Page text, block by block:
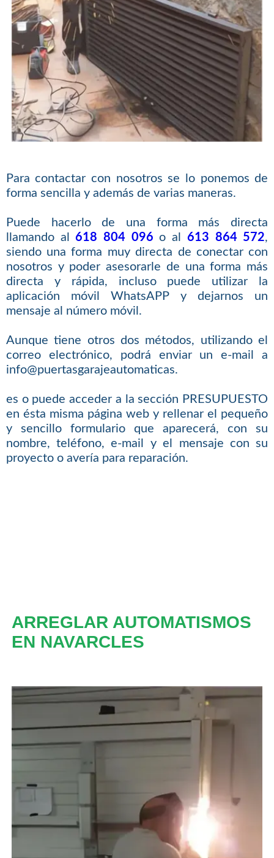
Para contactar con nosotros se lo ponemos de
forma sencilla y además de varias maneras.
Puede hacerlo de una forma más directa
llamando al618 804 096 o al 613 864 572,
siendo una forma muy directa de conectar con
nosotros y poder asesorarle de una forma más
directa y rápida, incluso puede utilizar la
aplicación móvil WhatsAPP y dejarnos un
mensaje al número móvil.
Aunque tiene otros dos métodos, utilizando el
correo electrónico, podrá enviar un e-mail a
info@puertasgarajeautomaticas.
es o puede acceder a la sección PRESUPUESTO
en ésta misma página web y rellenar el pequeño
y sencillo formulario que aparecerá, con su
nombre, teléfono, e-mail y el mensaje con su
proyecto o avería para reparación.
ARREGLAR AUTOMATISMOS
EN NAVARCLES